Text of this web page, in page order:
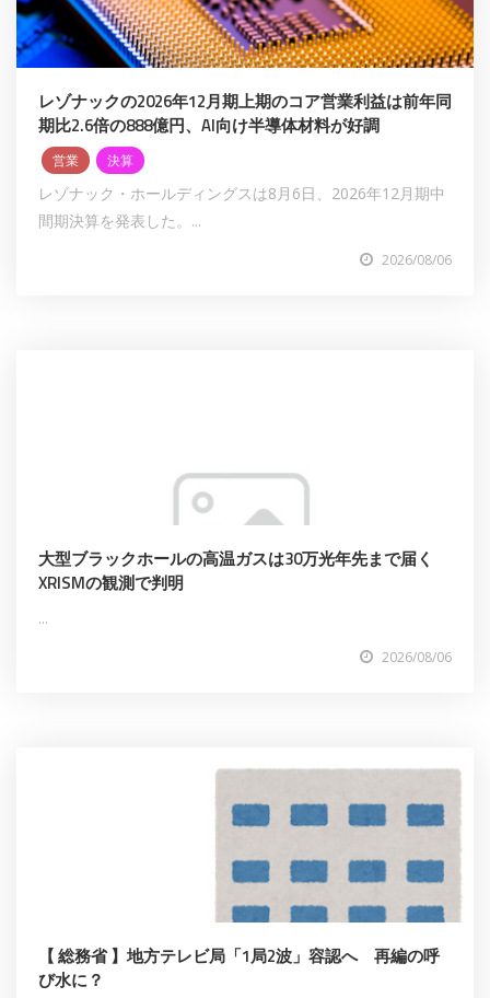
レゾナックの2026年12月期上期のコア営業利益は前年同
期比2.6倍の888億円、AI向け半導体材料が好調
営業 決算
レゾナック・ホールディングスは8月6日、2026年12月期中
間期決算を発表した。...
2026/08/06
大型ブラックホールの高温ガスは30万光年先まで届く
XRISMの観測で判明
...
2026/08/06
【 総務省 】地方テレビ局「1局2波」容認へ 再編の呼
び水に？